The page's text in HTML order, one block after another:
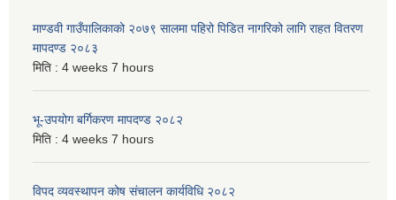
माण्डवी गाउँपालिकाको २०७९ सालमा पहिरो पिडित नागरिको लागि राहत वितरण
मापदण्ड २०८३
मिति : 4 weeks 7 hours
भू-उपयोग बर्गिकरण मापदण्ड २०८२
मिति : 4 weeks 7 hours
विपद व्यवस्थापन कोष संचालन कार्यविधि २०८२